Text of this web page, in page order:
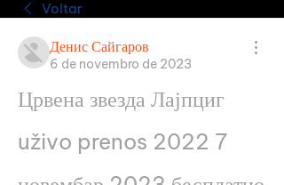
Voltar
Денис Сайгаров
6 de novembro de 2023
Црвена звезда Лајпциг
uživo prenos 2022 7